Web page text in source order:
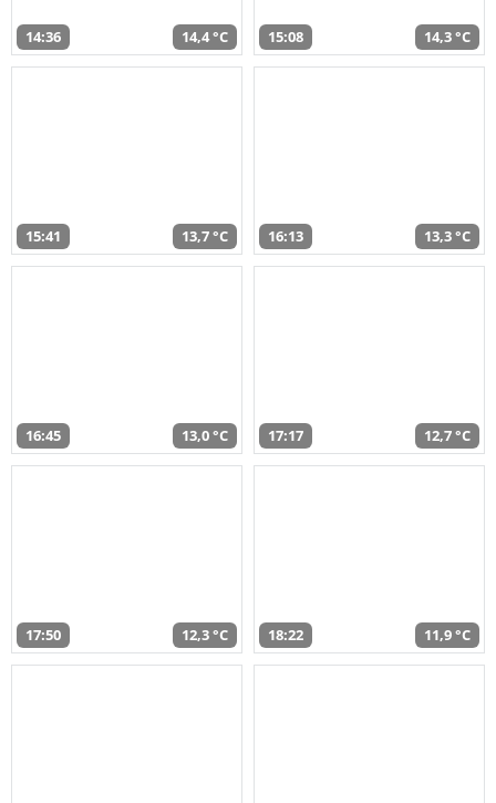
14:36 14,4 °C 15:08 14,3 °C
15:41 13,7 °C 16:13 13,3 °C
16:45 13,0 °C 17:17 12,7 °C
17:50 12,3 °C 18:22 11,9 °C